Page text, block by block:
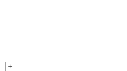
+